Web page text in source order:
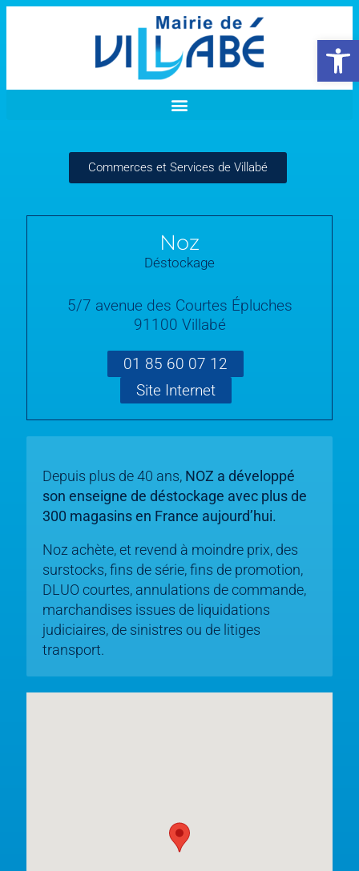
Ouvrir
Commerces et Services de Villabé
Noz
Déstockage
5/7 avenue des Courtes Épluches
91100 Villabé
01 85 60 07 12
Site Internet
Depuis plus de 40 ans, NOZ a développé
son enseigne de déstockage avec plus de
300 magasins en France aujourd’hui.
Noz achète, et revend à moindre prix, des
surstocks, fins de série, fins de promotion,
DLUO courtes, annulations de commande,
marchandises issues de liquidations
judiciaires, de sinistres ou de litiges
transport.